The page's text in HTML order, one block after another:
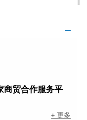
商贸合作服务平
+ 更多